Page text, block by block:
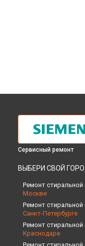
Сервисный ремонт
ВЫБЕРИ СВОЙ
Ремонт
Москве
Ремонт
Санкт-Петербурге
Ремонт
Краснодаре